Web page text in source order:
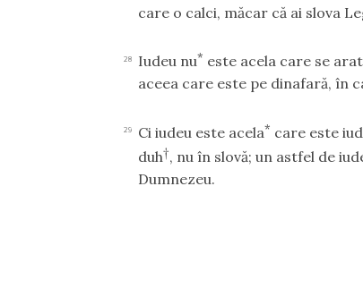
care o calci, măcar că ai slova
28 Iudeu nu* este acela care se
aceea care este pe dinafară, în
29 Ci iudeu este acela* care este
duh†, nu în slovă; un astfel de
Dumnezeu.